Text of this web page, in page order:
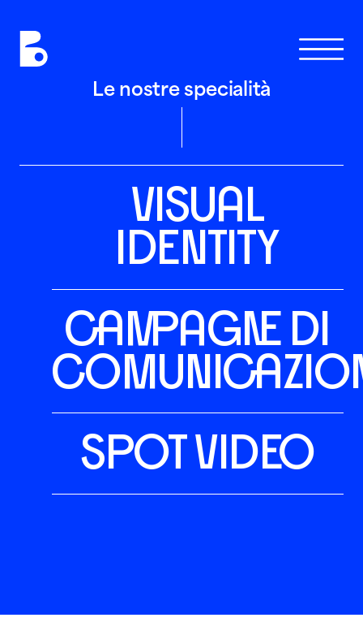
ORKS
CHI
SIAMO
SERVIZI
MTODO
Le nostre specialità
VISUAL
IDENTITY
CAMPAGNE DI
SPOT VIDEO